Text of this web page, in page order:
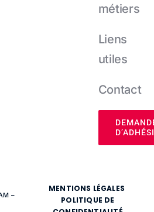
métiers
Liens
utiles
Contact
–
MENTIONS LÉGALES
POLITIQUE DE